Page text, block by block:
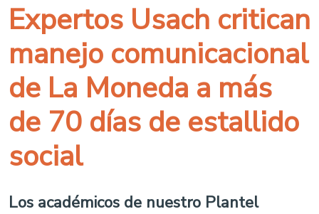
Expertos Usach critican
manejo comunicacional
de La Moneda a más
de 70 días de estallido
social
Los académicos de nuestro Plantel